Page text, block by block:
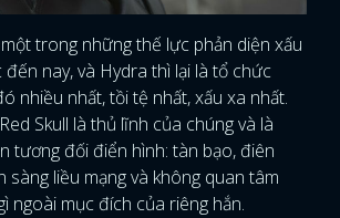
trong những thế lực phản diện xấu
nay, và Hydra thì lại là tổ chức
nhiều nhất, tồi tệ nhất, xấu xa nhất.
Skull là thủ lĩnh của chúng và là
tương đối điển hình: tàn bạo, điên
sàng liều mạng và không quan tâm
ngoài mục đích của riêng hắn.